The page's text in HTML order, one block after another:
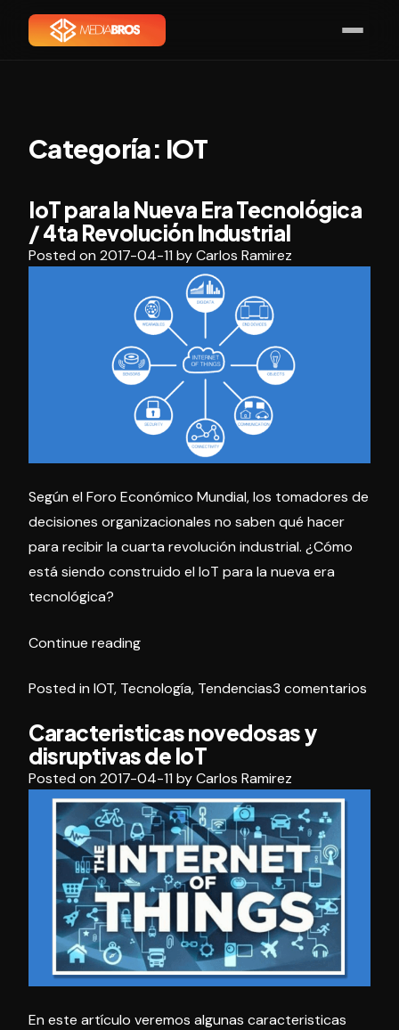
Categoría: IOT
IoT para la Nueva Era Tecnológica
/ 4ta Revolución Industrial
Posted on 2017-04-11 byCarlos Ramirez
Según el Foro Económico Mundial, los tomadores de
decisiones organizacionales no saben qué hacer
para recibir la cuarta revolución industrial. ¿Cómo
está siendo construido el IoT para la nueva era
tecnológica?
Continue reading«IoT
la
Era
Tecnológica
/
4ta
Revolución
Industrial»
Posted in IOT, Tecnología, Tendencias3 comentarios
Caracteristicas novedosas y
disruptivas de IoT
Posted on 2017-04-11 byCarlos Ramirez
En este artículo veremos algunas caracteristicas